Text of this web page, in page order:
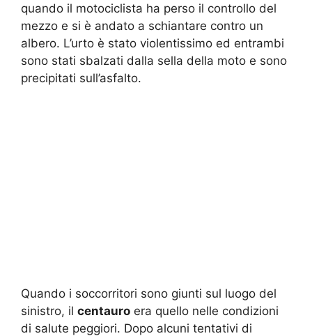
quando il motociclista ha perso il controllo del
mezzo e si è andato a schiantare contro un
albero. L’urto è stato violentissimo ed entrambi
sono stati sbalzati dalla sella della moto e sono
precipitati sull’asfalto.
Quando i soccorritori sono giunti sul luogo del
sinistro, il centauro era quello nelle condizioni
di salute peggiori. Dopo alcuni tentativi di